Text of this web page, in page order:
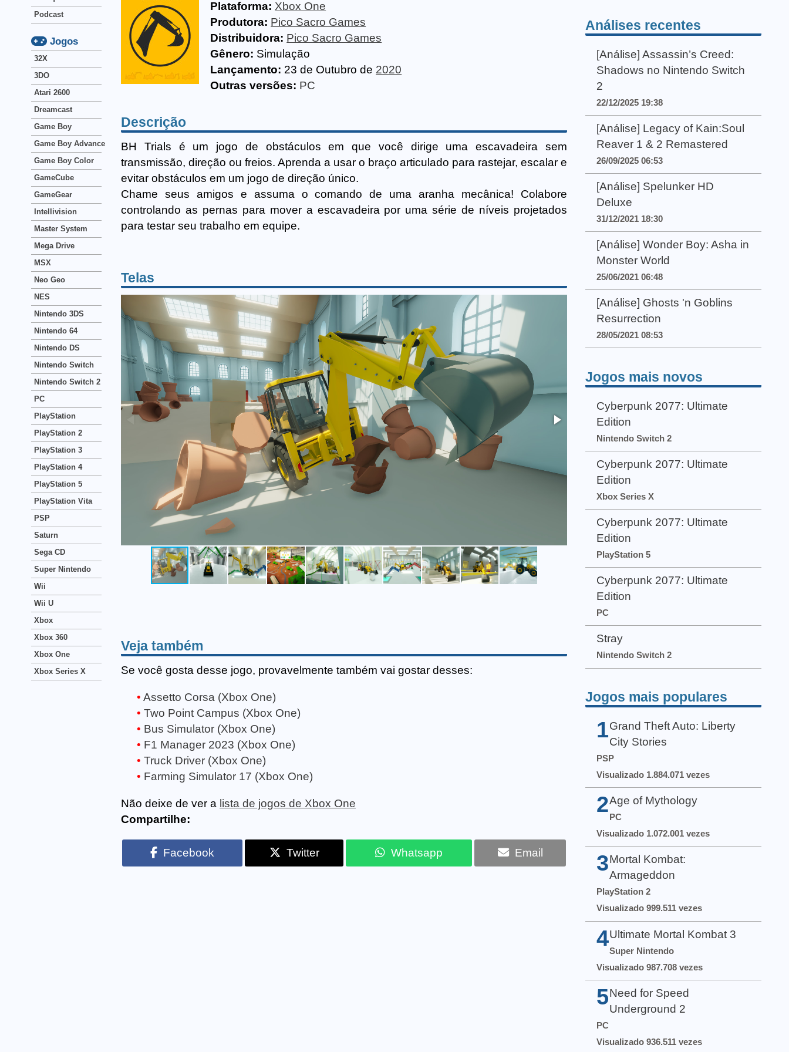
Plataforma: Xbox One
Produtora: Pico Sacro Games
Distribuidora: Pico Sacro Games
Gênero: Simulação
Lançamento: 23 de Outubro de 2020
Outras versões: PC
Descrição
BH Trials é um jogo de obstáculos em que você dirige uma escavadeira sem
transmissão, direção ou freios. Aprenda a usar o braço articulado para rastejar, escalar e
evitar obstáculos em um jogo de direção único.
Chame seus amigos e assuma o comando de uma aranha mecânica! Colabore
controlando as pernas para mover a escavadeira por uma série de níveis projetados
para testar seu trabalho em equipe.
Telas
Veja também
Se você gosta desse jogo, provavelmente também vai gostar desses:
Assetto Corsa (Xbox One)
Two Point Campus (Xbox One)
Bus Simulator (Xbox One)
F1 Manager 2023 (Xbox One)
Truck Driver (Xbox One)
Farming Simulator 17 (Xbox One)
Não deixe de ver a lista de jogos de Xbox One
Compartilhe:
Facebook Twitter Whatsapp Email
Podcast
Jogos
32X
3DO
Atari 2600
Dreamcast
Game Boy
Game Boy Advance
Game Boy Color
GameCube
GameGear
Intellivision
Master System
Mega Drive
MSX
Neo Geo
NES
Nintendo 3DS
Nintendo 64
Nintendo DS
Nintendo Switch
Nintendo Switch 2
PC
PlayStation
PlayStation 2
PlayStation 3
PlayStation 4
PlayStation 5
PlayStation Vita
PSP
Saturn
Sega CD
Super Nintendo
Wii
Wii U
Xbox
Xbox 360
Xbox One
Xbox Series X
Análises recentes
[Análise] Assassin’s Creed:
Shadows no Nintendo Switch
2
22/12/2025 19:38
[Análise] Legacy of Kain:Soul
Reaver 1 & 2 Remastered
26/09/2025 06:53
[Análise] Spelunker HD
Deluxe
31/12/2021 18:30
[Análise] Wonder Boy: Asha in
Monster World
25/06/2021 06:48
[Análise] Ghosts 'n Goblins
Resurrection
28/05/2021 08:53
Jogos mais novos
Cyberpunk 2077: Ultimate
Edition
Nintendo Switch 2
Cyberpunk 2077: Ultimate
Edition
Xbox Series X
Cyberpunk 2077: Ultimate
Edition
PlayStation 5
Cyberpunk 2077: Ultimate
Edition
PC
Stray
Nintendo Switch 2
Jogos mais populares
1 Grand Theft Auto: Liberty
City Stories
PSP
Visualizado 1.884.071 vezes
2Age of Mythology
PC
Visualizado 1.072.001 vezes
3 Mortal Kombat:
Armageddon
PlayStation 2
Visualizado 999.511 vezes
4 Ultimate Mortal Kombat 3
Super Nintendo
Visualizado 987.708 vezes
5 Need for Speed
Underground 2
PC
Visualizado 936.511 vezes